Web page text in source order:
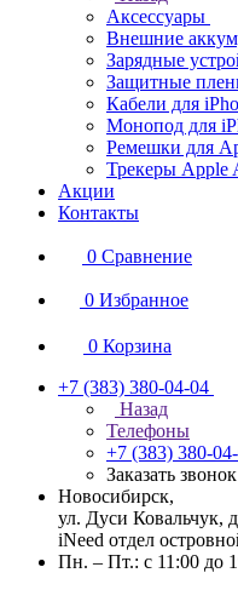
Аксессуары
Внешние
Зарядные
Защитные
Кабели для
Монопод для
Ремешки для
Трекеры Apple
Акции
Контакты
0 Сравнение
0 Избранное
0 Корзина
+7 (383) 380-04-04
Назад
Телефоны
+7 (383) 380-
Заказать звонок
Новосибирск,
ул. Дуси Ковальчук,
iNeed отдел
Пн. – Пт.: с 11:00 до